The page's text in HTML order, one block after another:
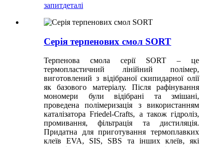
запитдеталі
Серія терпенових смол SORT
Терпенова смола серії SORT – це
термопластичний лінійний полімер,
виготовлений з відібраної скипидарної олії
як базового матеріалу. Після рафінування
мономери були відібрані та змішані,
проведена полімеризація з використанням
каталізатора Friedel-Crafts, а також гідроліз,
промивання, фільтрація та дистиляція.
Придатна для приготування термоплавких
клеїв EVA, SIS, SBS та інших клеїв, які